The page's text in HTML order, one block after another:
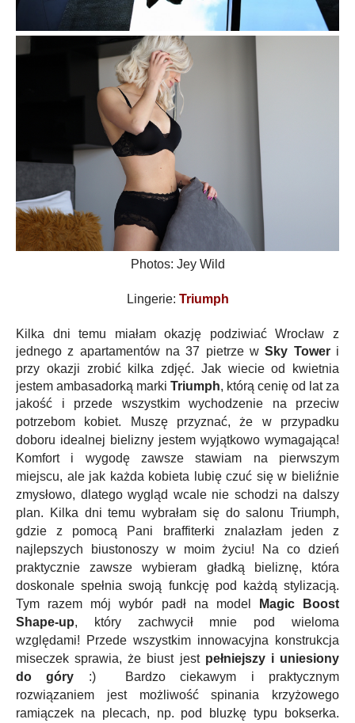
Photos: Jey Wild
Lingerie: Triumph
Kilka dni temu miałam okazję podziwiać Wrocław z
jednego z apartamentów na 37 pietrze wSky Toweri
przy okazji zrobić kilka zdjęć. Jak wiecie od kwietnia
jestem ambasadorką marki Triumph, którą cenię od lat za
jakość i przede wszystkim wychodzenie na przeciw
potrzebom kobiet.
Muszę przyznać, że w przypadku
doboru idealnej bielizny jestem wyjątkowo wymagająca!
Komfort i wygodę zawsze stawiam na pierwszym
miejscu, ale jak każda kobieta lubię czuć się w bieliźnie
zmysłowo, dlatego wygląd wcale nie schodzi na dalszy
plan. Kilka dni temu wybrałam się do salonu Triumph,
gdzie z pomocą Pani braffiterki znalazłam jeden z
najlepszych biustonoszy w moim życiu! Na co dzień
praktycznie zawsze wybieram gładką bieliznę, która
doskonale spełnia swoją funkcję pod każdą stylizacją.
Tym razem mój wybór padł na model
Magic Boost
Shape-up, który zachwycił mnie pod wieloma
względami! Przede wszystkim innowacyjna konstrukcja
miseczek sprawia, że biust jest pełniejszy i uniesiony
do góry :) Bardzo ciekawym i praktycznym
rozwiązaniem jest możliwość spinania krzyżowego
ramiączek na plecach, np. pod bluzkę typu bokserka.